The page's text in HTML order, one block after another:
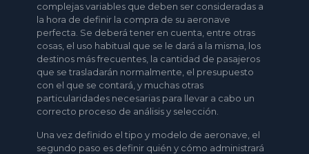
complejas variables que deben ser consideradas a
la hora de definir la compra de su aeronave
perfecta. Se deberá tener en cuenta, entre otras
cosas, el uso habitual que se le dará a la misma, los
destinos más frecuentes, la cantidad de pasajeros
que se trasladarán normalmente, el presupuesto
con el que se contará, y muchas otras
particularidades necesarias para llevar a cabo un
correcto proceso de análisis y selección.
Una vez definido el tipo y modelo de aeronave, el
segundo paso es definir quién y cómo administrará